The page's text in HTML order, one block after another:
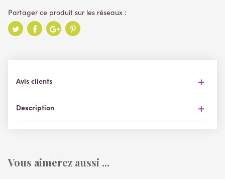
Description
Avis clients
Vous aimerez aussi ...